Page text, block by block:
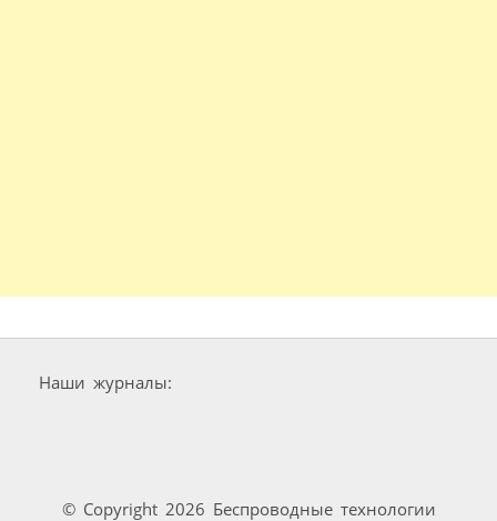
Наши журналы:
© Copyright 2026 Беспроводные технологии